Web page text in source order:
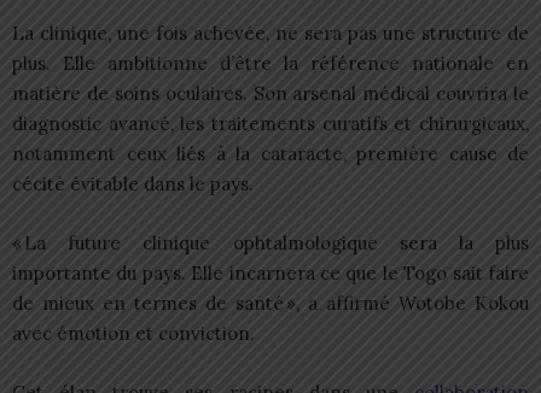
La clinique, une fois achevée, ne sera pas une structure de
plus. Elle ambitionne d’être la référence nationale en
matière de soins oculaires. Son arsenal médical couvrira le
diagnostic avancé, les traitements curatifs et chirurgicaux,
notamment ceux liés à la cataracte, première cause de
cécité évitable dans le pays.
« La future clinique ophtalmologique sera la plus
importante du pays. Elle incarnera ce que le Togo sait faire
de mieux en termes de santé », a affirmé Wotobe Kokou
avec émotion et conviction.